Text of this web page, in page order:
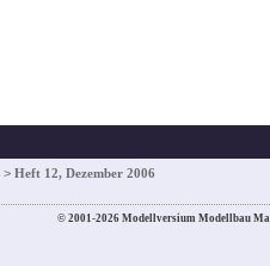
> Heft 12, Dezember 2006
© 2001-2026 Modellversium Modellbau